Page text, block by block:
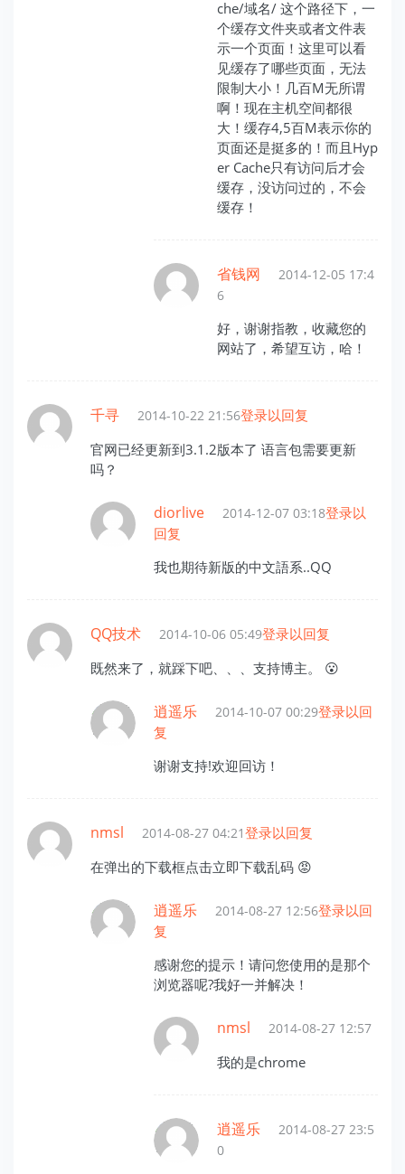
che/域名/ 这个路径下，一
个缓存文件夹或者文件表
示一个页面！这里可以看
见缓存了哪些页面，无法
限制大小！几百M无所谓
啊！现在主机空间都很
大！缓存4,5百M表示你的
页面还是挺多的！而且Hyp
er Cache只有访问后才会
缓存，没访问过的，不会
缓存！
省钱网
2014-12-05 17:4
6
好，谢谢指教，收藏您的
网站了，希望互访，哈！
千寻 2014-10-22 21:56登录以回复
官网已经更新到3.1.2版本了 语言包需要更新
吗？
diorlive 2014-12-07 03:18登录以
回复
我也期待新版的中文語系..QQ
QQ技术 2014-10-06 05:49登录以回复
既然来了，就踩下吧、、、支持博主。 😮
逍遥乐 2014-10-07 00:29登录以回
复
谢谢支持!欢迎回访！
nmsl 2014-08-27 04:21登录以回复
在弹出的下载框点击立即下载乱码 😡
逍遥乐 2014-08-27 12:56登录以回
复
感谢您的提示！请问您使用的是那个
浏览器呢?我好一并解决！
nmsl 2014-08-27 12:57
我的是chrome
逍遥乐
2014-08-27 23:5
0